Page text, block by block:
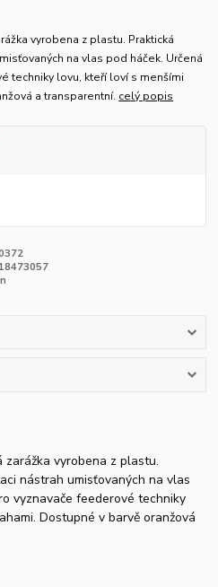
vyrobena z plastu. Praktická
na vlas pod háček. Určená
techniky lovu, kteří loví s menšími
a transparentní. celý popis
zarážka vyrobena z plastu.
nástrah umisťovaných na vlas
vyznavače feederové techniky
Dostupné v barvě oranžová